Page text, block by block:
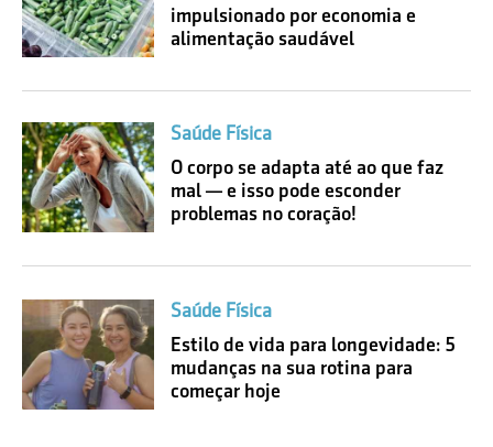
impulsionado por economia e
alimentação saudável
Saúde Física
O corpo se adapta até ao que faz
mal — e isso pode esconder
problemas no coração!
Saúde Física
Estilo de vida para longevidade: 5
mudanças na sua rotina para
começar hoje